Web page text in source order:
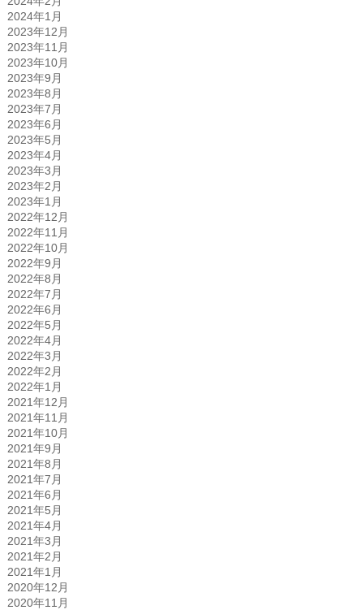
2024年1月
2023年12月
2023年11月
2023年10月
2023年9月
2023年8月
2023年7月
2023年6月
2023年5月
2023年4月
2023年3月
2023年2月
2023年1月
2022年12月
2022年11月
2022年10月
2022年9月
2022年8月
2022年7月
2022年6月
2022年5月
2022年4月
2022年3月
2022年2月
2022年1月
2021年12月
2021年11月
2021年10月
2021年9月
2021年8月
2021年7月
2021年6月
2021年5月
2021年4月
2021年3月
2021年2月
2021年1月
2020年12月
2020年11月